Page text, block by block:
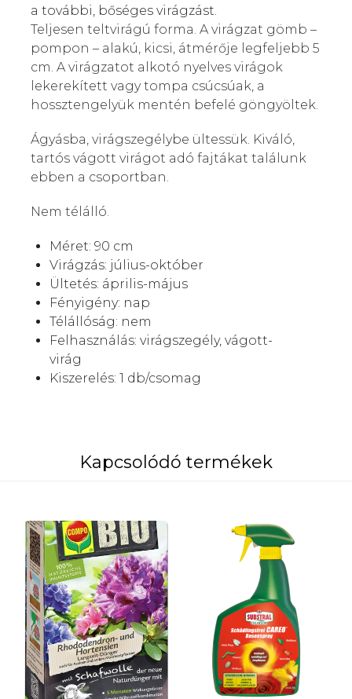
a további, bőséges virágzást.
Teljesen teltvirágú forma. A virágzat gömb –
pompon – alakú, kicsi, átmérője legfeljebb 5
cm. A virágzatot alkotó nyelves virágok
lekerekített vagy tompa csúcsúak, a
hossztengelyük mentén befelé göngyöltek.
Ágyásba, virágszegélybe ültessük. Kiváló,
tartós vágott virágot adó fajtákat találunk
ebben a csoportban.
Nem télálló.
Méret: 90 cm
Virágzás: július-október
Ültetés: április-május
Fényigény: nap
Télállóság: nem
Felhasználás: virágszegély, vágott-
virág
Kiszerelés: 1 db/csomag
Kapcsolódó termékek